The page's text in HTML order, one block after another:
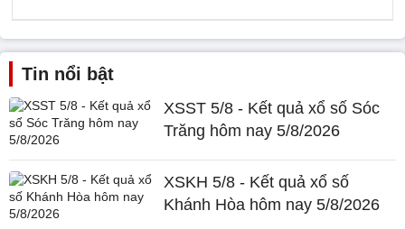
Tin nổi bật
XSST 5/8 - Kết quả xổ số Sóc
Trăng hôm nay 5/8/2026
XSKH 5/8 - Kết quả xổ số
Khánh Hòa hôm nay 5/8/2026